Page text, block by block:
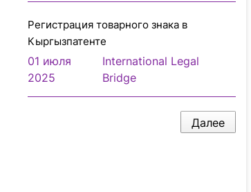
Регистрация товарного знака в
Кыргызпатенте
01 июля
2025
International Legal
Bridge
Далее